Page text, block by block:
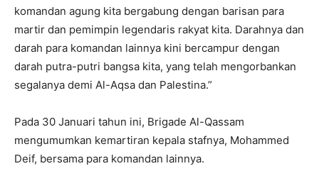
komandan agung kita bergabung dengan barisan para
martir dan pemimpin legendaris rakyat kita. Darahnya dan
darah para komandan lainnya kini bercampur dengan
darah putra-putri bangsa kita, yang telah mengorbankan
segalanya demi Al-Aqsa dan Palestina.”
Pada 30 Januari tahun ini, Brigade Al-Qassam
mengumumkan kemartiran kepala stafnya, Mohammed
Deif, bersama para komandan lainnya.